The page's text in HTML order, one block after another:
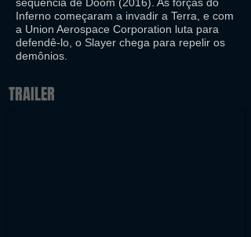
Inferno começaram a invadir a Terra, e com
a Union Aerospace Corporation luta para
defendê-lo, o Slayer chega para repelir os
demônios.
TRAILER